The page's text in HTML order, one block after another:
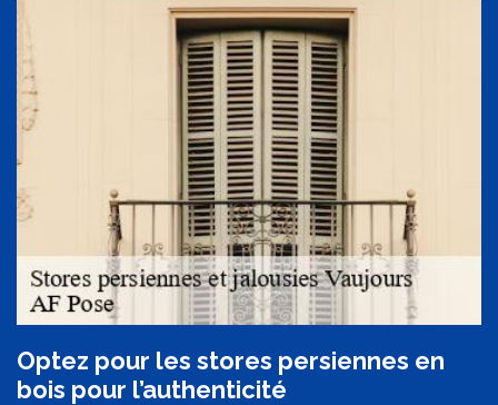
Optez pour les stores persiennes en
bois pour l’authenticité